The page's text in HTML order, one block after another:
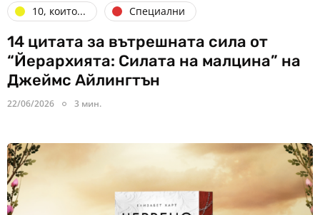
10, които... Специални
14 цитата за вътрешната сила от
“Йерархията: Силата на малцина” на
Джеймс Айлингтън
22/06/2026 3 мин.